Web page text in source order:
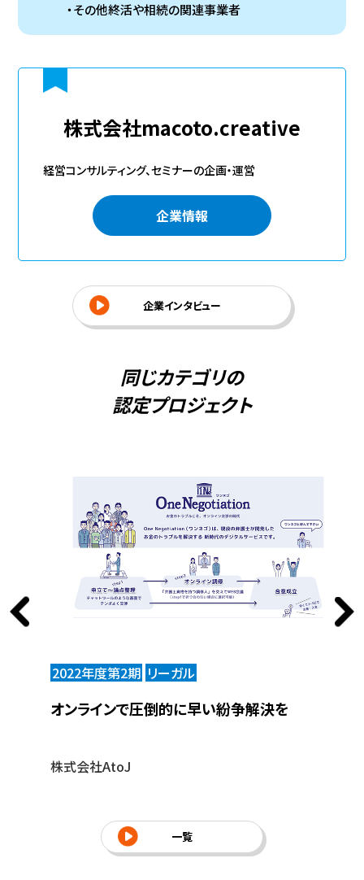
その他終活や相続の関連事業者
株式会社macoto.creative
経営コンサルティング、セミナーの企画・運営
企業情報
企業インタビュー
同じカテゴリの
認定プロジェクト
2022年度第2期 リーガル
オンラインで圧倒的に早い紛争解決を
株式会社AtoJ
一覧